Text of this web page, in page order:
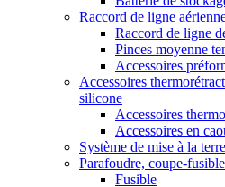
Raccord de ligne
Raccord de ligne
Pinces moyenne
Accessoires
Accessoires
silicone
Accessoires
Accessoires en
Système de mise à la terre
Parafoudre, coupe-
Fusible